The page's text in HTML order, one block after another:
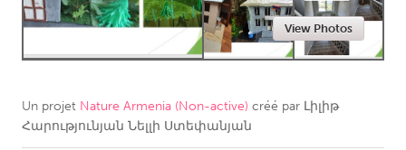
AUSTRALIA
Fleurieu
Lake Mac
Lower Hunter
View Photos
Un projet Nature Armenia (Non-active) créé par Լիլիթ
Հարությունյան Նելլի Ստեփանյան